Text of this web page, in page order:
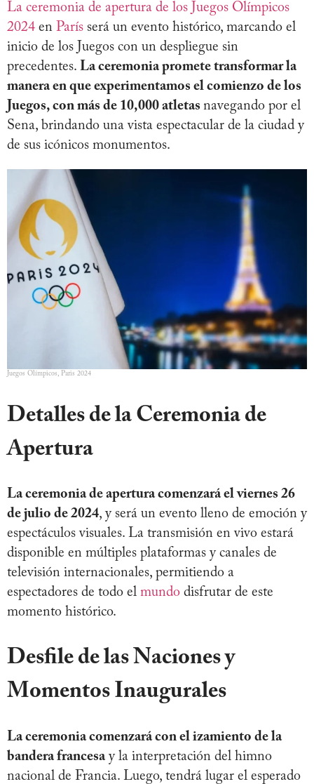
La ceremonia de apertura de los Juegos Olímpicos
2024 en París será un evento histórico, marcando el
inicio de los Juegos con un despliegue sin
precedentes. La ceremonia promete transformar la
manera en que experimentamos el comienzo de los
Juegos, con más de 10,000 atletas navegando por el
Sena, brindando una vista espectacular de la ciudad y
de sus icónicos monumentos.
Juegos Olímpicos, Paris 2024
Detalles de la Ceremonia de
Apertura
La ceremonia de apertura comenzará el viernes 26
de julio de 2024, y será un evento lleno de emoción y
espectáculos visuales. La transmisión en vivo estará
disponible en múltiples plataformas y canales de
televisión internacionales, permitiendo a
espectadores de todo el mundo disfrutar de este
momento histórico.
Desfile de las Naciones y
Momentos Inaugurales
La ceremonia comenzará con el izamiento de la
bandera francesay la interpretación del himno
nacional de Francia. Luego, tendrá lugar el esperado